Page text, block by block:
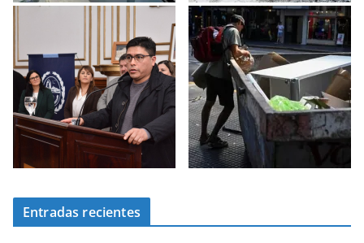
Entradas recientes